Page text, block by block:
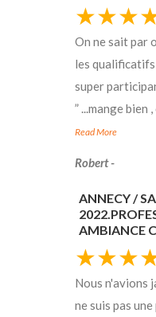
On ne sait par
les qualificatifs
super
mange bien
...
”
Read More
- Robert
ANNECY /
AMBIANCE
Nous n'avions
ne suis pas